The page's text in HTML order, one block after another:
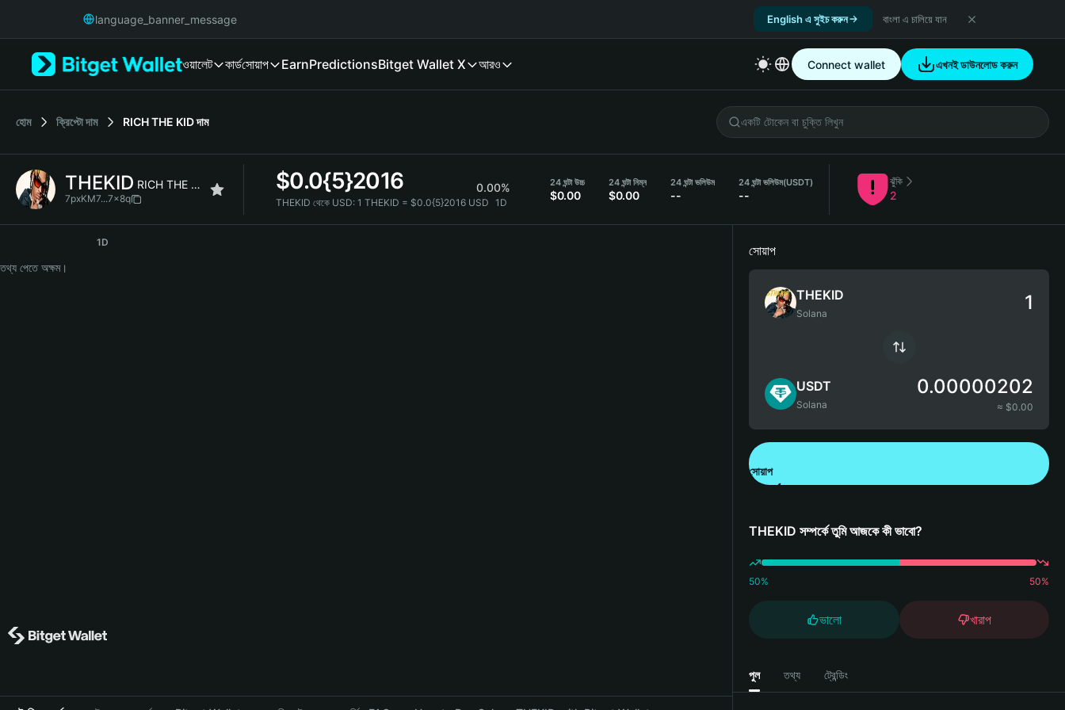
Русский
Italiano
简体中文
繁體中文
Bahasa Indonesia
हिन्दी
language_banner_message English এ সুইচ করুন বাংলা এ চালিয়ে যান
ওয়ালেট কার্ডসোয়াপ EarnPredictionsBitget Wallet X আরও Connect wallet এখনই ডাউনলোড করুন
হোম ক্রিপ্টো দাম RICH THE KIDদাম
THEKID RICH THE KID
7pxKM7...7x8q
$0.0{5}2016 0.00%
THEKID থেকে USD: 1 THEKID = $0.0{5}2016 USD 1D
24 ঘন্টা উচ্চ
$0.00
24 ঘন্টা নিম্ন
$0.00
24 ঘন্টা ভলিউম
--
24 ঘন্টা ভলিউম(USDT)
--
ঝুঁকি
2
1D
তথ্য পেতে অক্ষম।
সোয়াপ
THEKID
Solana
USDT
Solana
0.00000202
≈ $0.00
সোয়াপ
THEKID সম্পর্কে তুমি আজকে কী ভাবো?
50% 50%
ভালো খারাপ
পুল তথ্য ট্রেন্ডিং